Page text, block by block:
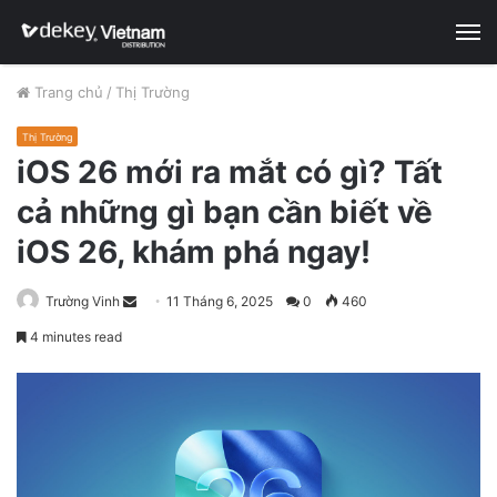
Trang chủ / Thị Trường
Thị Trường
iOS 26 mới ra mắt có gì? Tất
cả những gì bạn cần biết về
iOS 26, khám phá ngay!
Trường Vinh 11 Tháng 6, 2025 0 460
4 minutes read